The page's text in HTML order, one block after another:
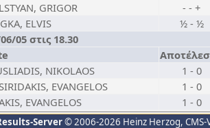
GRIGOR
- - +
ELVIS
½ - ½
05 στις 18.30
NIKOLAOS
1 - 0
EVANGELOS
1 - 0
EVANGELOS 1 - 0
Server© 2006-2026 Heinz Herzog,